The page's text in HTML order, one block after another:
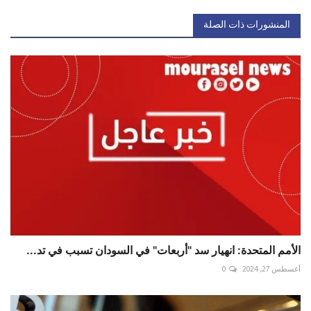
المنشورات ذات الصلة
الأمم المتحدة: انهيار سد "أربعات" في السودان تسبب في تد...
أغسطس 27, 2024 0